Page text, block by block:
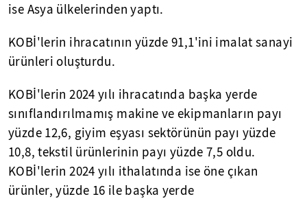
ise Asya ülkelerinden yaptı.
KOBİ'lerin ihracatının yüzde 91,1'ini imalat sanayi
ürünleri oluşturdu.
KOBİ'lerin 2024 yılı ihracatında başka yerde
sınıflandırılmamış makine ve ekipmanların payı
yüzde 12,6, giyim eşyası sektörünün payı yüzde
10,8, tekstil ürünlerinin payı yüzde 7,5 oldu.
KOBİ'lerin 2024 yılı ithalatında ise öne çıkan
ürünler, yüzde 16 ile başka yerde